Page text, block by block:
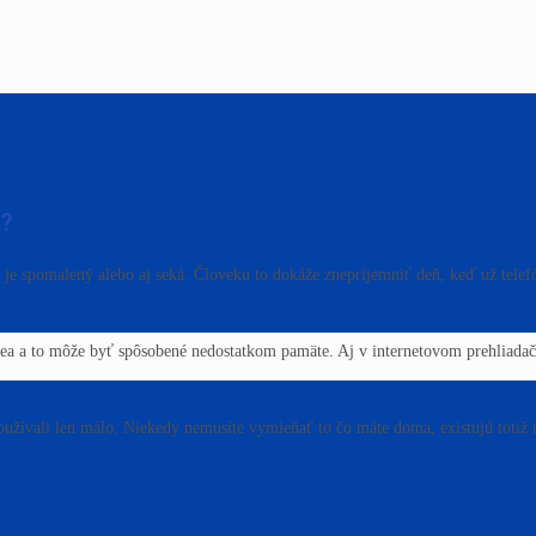
spomalený alebo aj seká. Človeku to dokáže znepríjemniť deň, keď už
a to môže byť spôsobené nedostatkom pamäte. Aj v internetovom
len málo. Niekedy nemusíte vymieňať to čo máte doma, existujú